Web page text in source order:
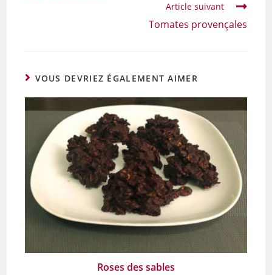
Article suivant
Tomates provençales
VOUS DEVRIEZ ÉGALEMENT AIMER
Roses des sables